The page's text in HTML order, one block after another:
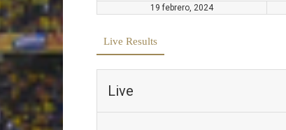
19 febrero, 2024
Live Results
Live